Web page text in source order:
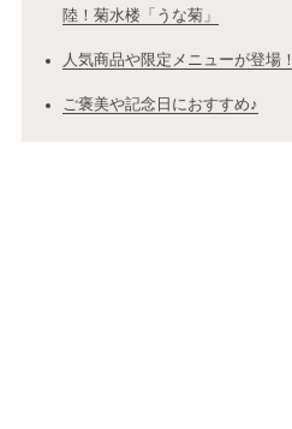
陸！菊水楼「うな菊」
人気商品や限定メニューが登場！
ご褒美や記念日におすすめ♪